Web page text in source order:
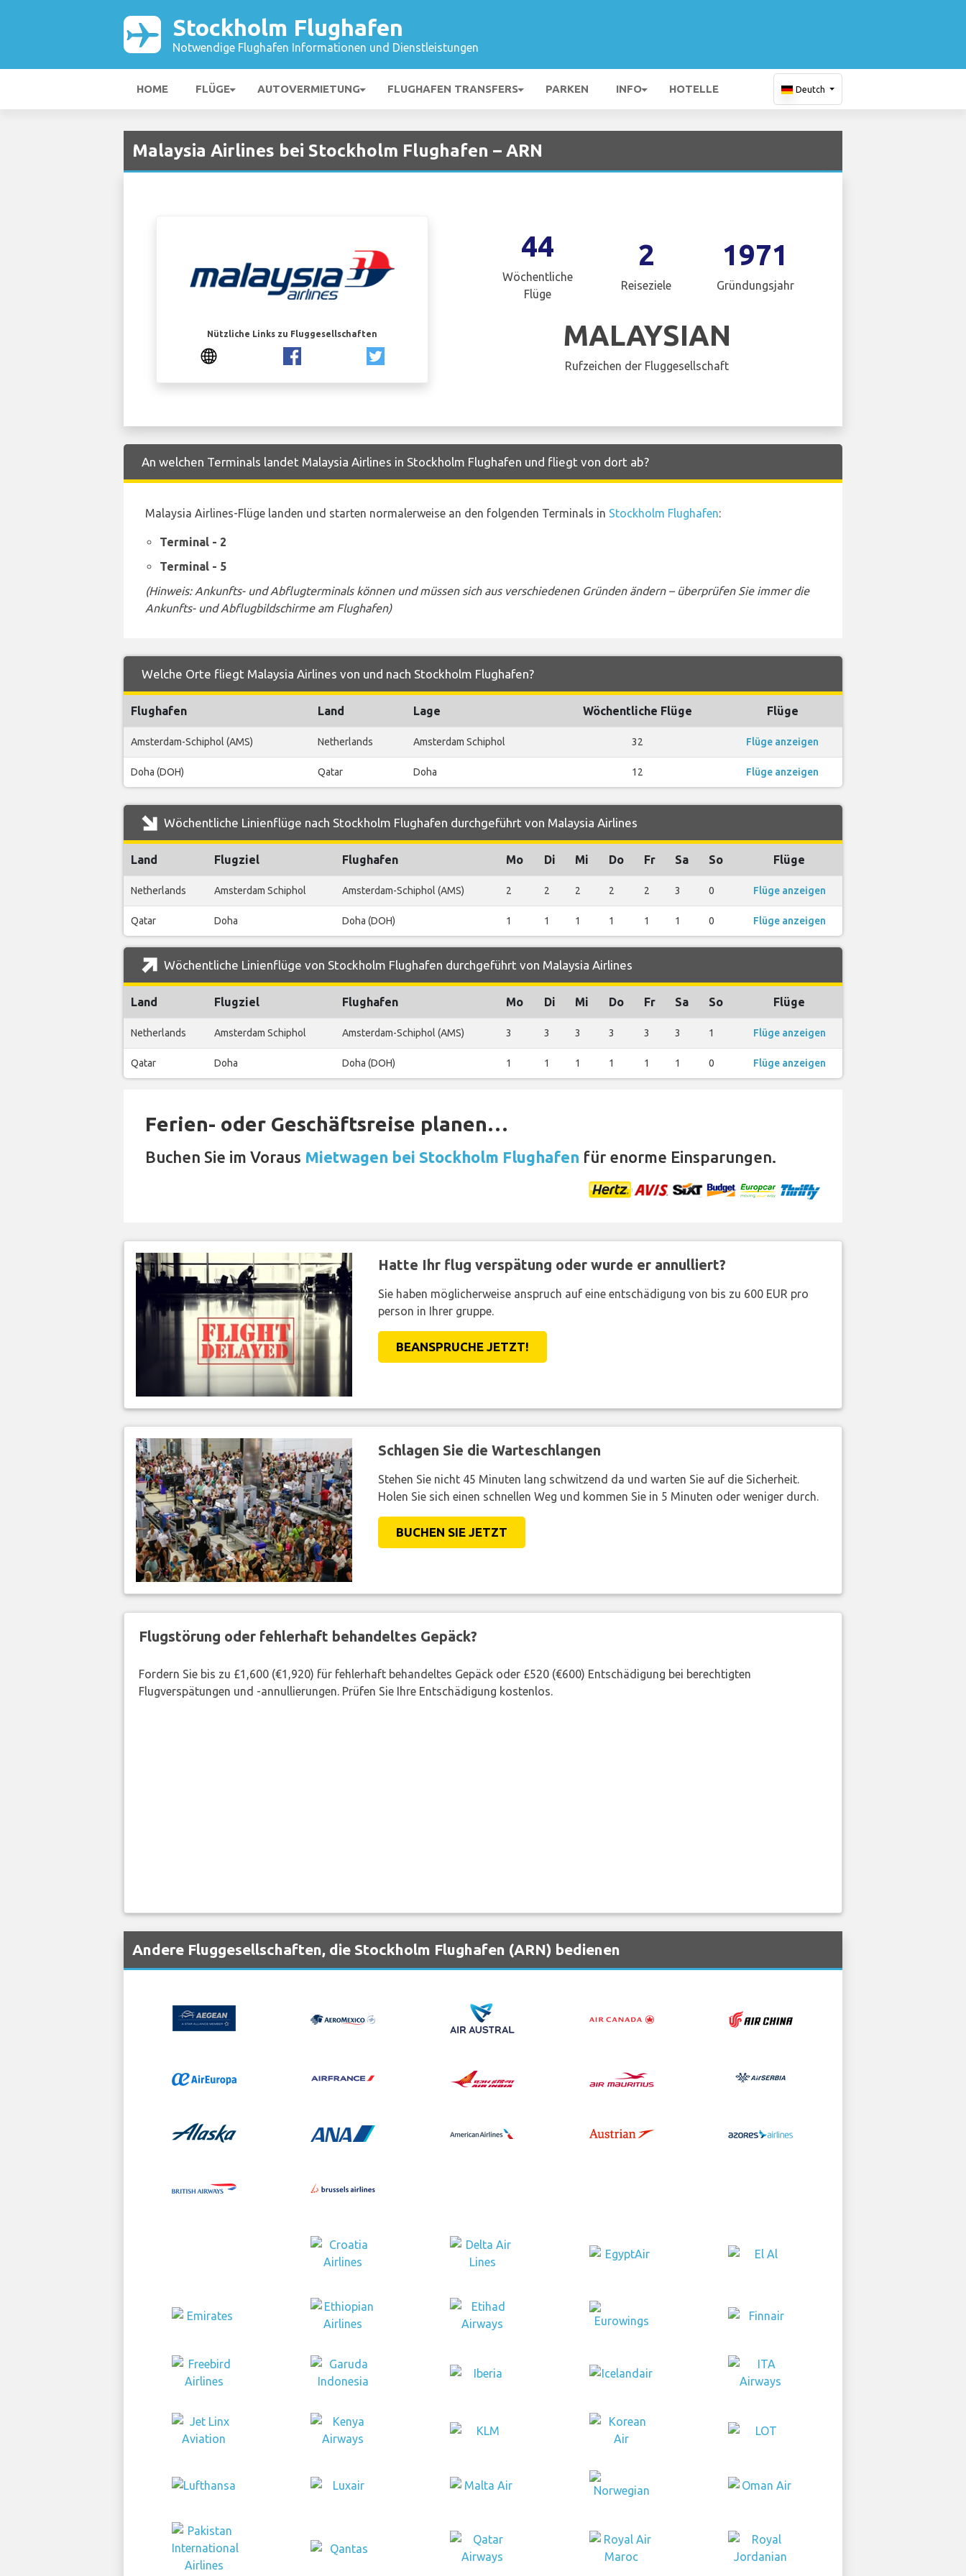
Stockholm Flughafen
Notwendige Flughafen Informationen und Dienstleistungen
HOME FLÜGE AUTOVERMIETUNG FLUGHAFEN TRANSFERS PARKEN INFO HOTELLE Deutch
Malaysia Airlines bei Stockholm Flughafen – ARN
Nützliche Links zu Fluggesellschaften
44
Wöchentliche
Flüge
2
Reiseziele
1971
Gründungsjahr
MALAYSIAN
Rufzeichen der Fluggesellschaft
An welchen Terminals landet Malaysia Airlines in Stockholm Flughafen und fliegt von dort ab?
Malaysia Airlines-Flüge landen und starten normalerweise an den folgenden Terminals in Stockholm Flughafen:
Terminal - 2
Terminal - 5
(Hinweis: Ankunfts- und Abflugterminals können und müssen sich aus verschiedenen Gründen ändern – überprüfen Sie immer die
Ankunfts- und Abflugbildschirme am Flughafen)
Welche Orte fliegt Malaysia Airlines von und nach Stockholm Flughafen?
Flughafen Land Lage Wöchentliche Flüge Flüge
Amsterdam-Schiphol (AMS) Netherlands Amsterdam Schiphol 32 Flüge anzeigen
Doha (DOH) Qatar Doha 12 Flüge anzeigen
Wöchentliche Linienflüge nach Stockholm Flughafen durchgeführt von Malaysia Airlines
Land Flugziel Flughafen Mo Di Mi Do Fr Sa So Flüge
Netherlands Amsterdam Schiphol Amsterdam-Schiphol (AMS) 2 2 2 2 2 3 0 Flüge anzeigen
Qatar Doha Doha (DOH) 1 1 1 1 1 1 0 Flüge anzeigen
Wöchentliche Linienflüge von Stockholm Flughafen durchgeführt von Malaysia Airlines
Land Flugziel Flughafen Mo Di Mi Do Fr Sa So Flüge
Netherlands Amsterdam Schiphol Amsterdam-Schiphol (AMS) 3 3 3 3 3 3 1 Flüge anzeigen
Qatar Doha Doha (DOH) 1 1 1 1 1 1 0 Flüge anzeigen
Ferien- oder Geschäftsreise planen…
Buchen Sie im Voraus Mietwagen bei Stockholm Flughafen für enorme Einsparungen.
Hatte Ihr flug verspätung oder wurde er annulliert?
Sie haben möglicherweise anspruch auf eine entschädigung von bis zu 600 EUR pro
person in Ihrer gruppe.
BEANSPRUCHE JETZT!
Schlagen Sie die Warteschlangen
Stehen Sie nicht 45 Minuten lang schwitzend da und warten Sie auf die Sicherheit.
Holen Sie sich einen schnellen Weg und kommen Sie in 5 Minuten oder weniger durch.
BUCHEN SIE JETZT
Flugstörung oder fehlerhaft behandeltes Gepäck?
Fordern Sie bis zu £1,600 (€1,920) für fehlerhaft behandeltes Gepäck oder £520 (€600) Entschädigung bei berechtigten
Flugverspätungen und -annullierungen. Prüfen Sie Ihre Entschädigung kostenlos.
Andere Fluggesellschaften, die Stockholm Flughafen (ARN) bedienen